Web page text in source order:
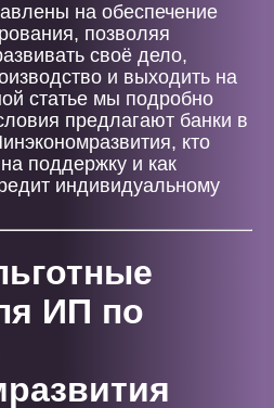
на обеспечение
позволяя
своё дело,
и выходить на
статье мы подробно
предлагают банки в
кто
поддержку и как
индивидуальному
ИП по